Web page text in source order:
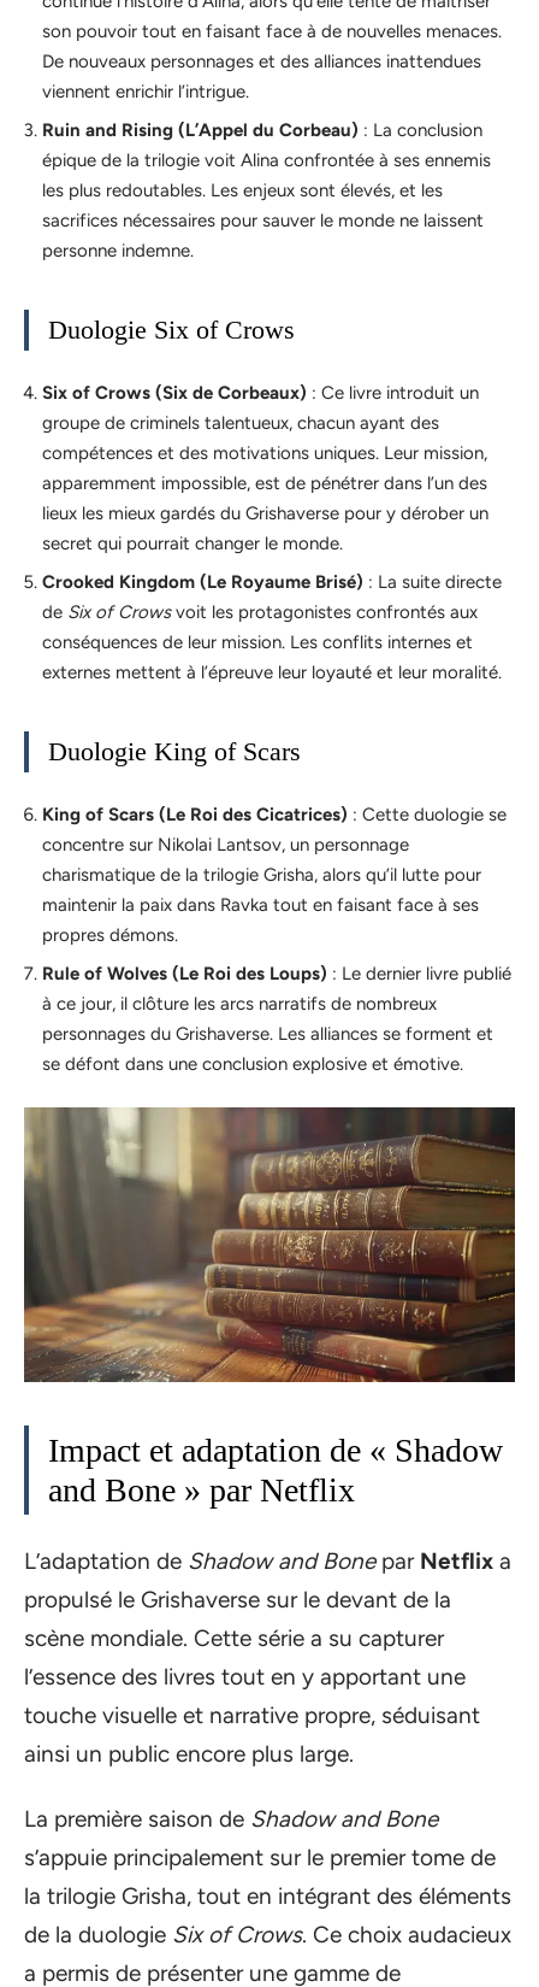
son pouvoir tout en faisant face à de nouvelles menaces.
De nouveaux personnages et des alliances inattendues
viennent enrichir l’intrigue.
Ruin and Rising (L’Appel du Corbeau) : La conclusion
épique de la trilogie voit Alina confrontée à ses ennemis
les plus redoutables. Les enjeux sont élevés, et les
sacrifices nécessaires pour sauver le monde ne laissent
personne indemne.
Duologie Six of Crows
Six of Crows (Six de Corbeaux) : Ce livre introduit un
groupe de criminels talentueux, chacun ayant des
compétences et des motivations uniques. Leur mission,
apparemment impossible, est de pénétrer dans l’un des
lieux les mieux gardés du Grishaverse pour y dérober un
secret qui pourrait changer le monde.
Crooked Kingdom (Le Royaume Brisé) : La suite directe
de Six of Crowsvoit les protagonistes confrontés aux
conséquences de leur mission. Les conflits internes et
externes mettent à l’épreuve leur loyauté et leur moralité.
Duologie King of Scars
King of Scars (Le Roi des Cicatrices) : Cette duologie se
concentre sur Nikolai Lantsov, un personnage
charismatique de la trilogie Grisha, alors qu’il lutte pour
maintenir la paix dans Ravka tout en faisant face à ses
propres démons.
Rule of Wolves (Le Roi des Loups) : Le dernier livre publié
à ce jour, il clôture les arcs narratifs de nombreux
personnages du Grishaverse. Les alliances se forment et
se défont dans une conclusion explosive et émotive.
Impact et adaptation de « Shadow
and Bone » par Netflix
L’adaptation de Shadow and Bonepar Netflix a
propulsé le Grishaverse sur le devant de la
scène mondiale. Cette série a su capturer
l’essence des livres tout en y apportant une
touche visuelle et narrative propre, séduisant
ainsi un public encore plus large.
La première saison de Shadow and Bone
s’appuie principalement sur le premier tome de
la trilogie Grisha, tout en intégrant des éléments
de la duologie Six of Crows. Ce choix audacieux
a permis de présenter une gamme de